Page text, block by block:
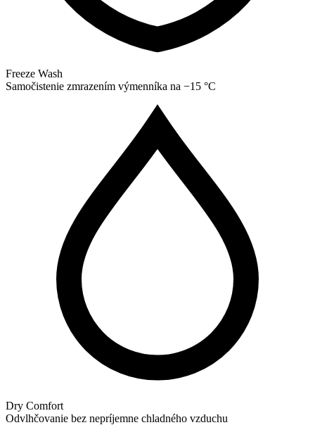
Freeze Wash
Samočistenie zmrazením výmenníka na −15 °C
Dry Comfort
Odvlhčovanie bez nepríjemne chladného vzduchu